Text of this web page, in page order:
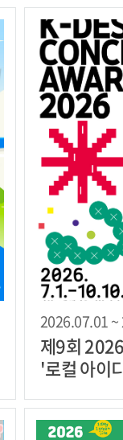
2026.07.01 ~
제9회
'로컬 아이